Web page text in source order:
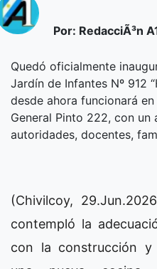
Por: RedacciÃ³n
Quedó oficialmente
Jardín de Infantes Nº 912
desde ahora funcionará
General Pinto 222, con
autoridades, docentes,
(Chivilcoy,
contempló la
con la construcción y